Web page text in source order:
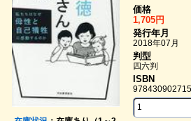
価格
1,705円
発行年月
2018年07月
判型
四六判
ISBN